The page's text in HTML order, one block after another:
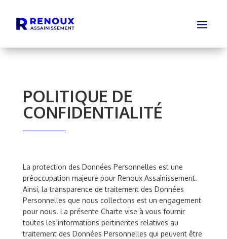
POLITIQUE DE
CONFIDENTIALITÉ
La protection des Données Personnelles est une
préoccupation majeure pour Renoux Assainissement.
Ainsi, la transparence de traitement des Données
Personnelles que nous collectons est un engagement
pour nous. La présente Charte vise à vous fournir
toutes les informations pertinentes relatives au
traitement des Données Personnelles qui peuvent être